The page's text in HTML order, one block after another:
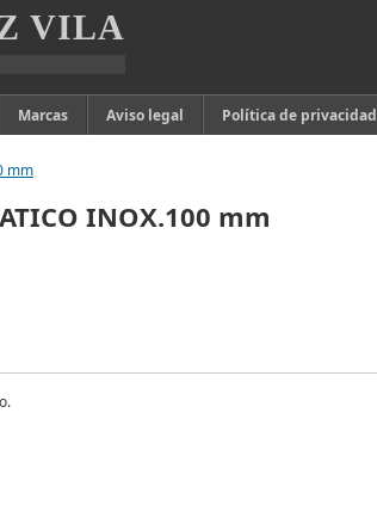
VILA
Marcas Aviso legal Política de privacidad
mm
INOX.100 mm